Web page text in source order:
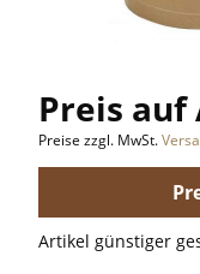
Preis auf
Preise zzgl. MwSt.
Artikel günstiger